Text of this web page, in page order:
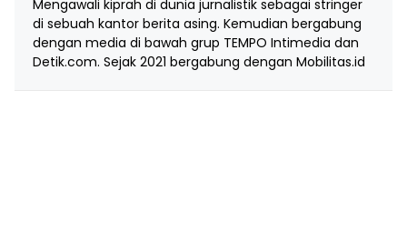
Mengawali kiprah di dunia jurnalistik sebagai stringer
di sebuah kantor berita asing. Kemudian bergabung
dengan media di bawah grup TEMPO Intimedia dan
Detik.com. Sejak 2021 bergabung dengan Mobilitas.id